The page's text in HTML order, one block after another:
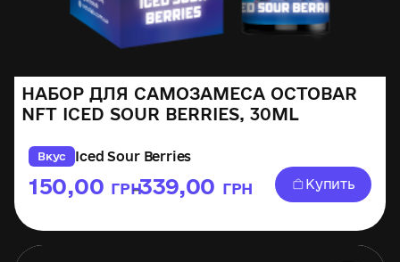
НАБОР ДЛЯ САМОЗАМЕСА OCTOBAR
NFT ICED SOUR BERRIES, 30ML
Вкус Iced Sour Berries
150,00 ГРН
–339,00 ГРН Купить